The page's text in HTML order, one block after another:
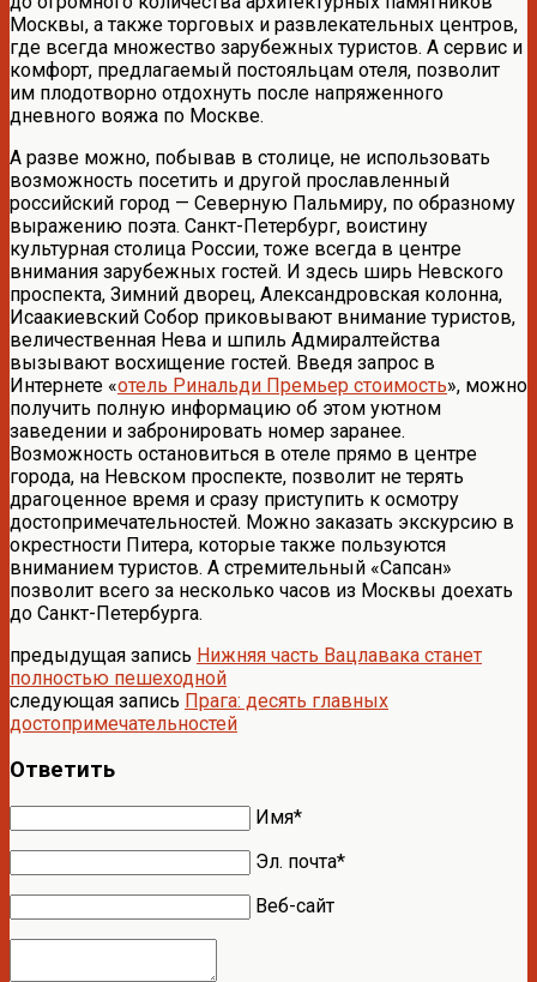
Москвы, а также торговых и развлекательных центров,
где всегда множество зарубежных туристов. А сервис и
комфорт, предлагаемый постояльцам отеля, позволит
им плодотворно отдохнуть после напряженного
дневного вояжа по Москве.
А разве можно, побывав в столице, не использовать
возможность посетить и другой прославленный
российский город — Северную Пальмиру, по образному
выражению поэта. Санкт-Петербург, воистину
культурная столица России, тоже всегда в центре
внимания зарубежных гостей. И здесь ширь Невского
проспекта, Зимний дворец, Александровская колонна,
Исаакиевский Собор приковывают внимание туристов,
величественная Нева и шпиль Адмиралтейства
вызывают восхищение гостей. Введя запрос в
Интернете «отель Ринальди Премьер стоимость», можно
получить полную информацию об этом уютном
заведении и забронировать номер заранее.
Возможность остановиться в отеле прямо в центре
города, на Невском проспекте, позволит не терять
драгоценное время и сразу приступить к осмотру
достопримечательностей. Можно заказать экскурсию в
окрестности Питера, которые также пользуются
вниманием туристов. А стремительный «Сапсан»
позволит всего за несколько часов из Москвы доехать
до Санкт-Петербурга.
предыдущая запись Нижняя часть Вацлавака станет
полностью пешеходной
следующая запись Прага: десять главных
достопримечательностей
Ответить
Имя*
Эл. почта*
Веб-сайт